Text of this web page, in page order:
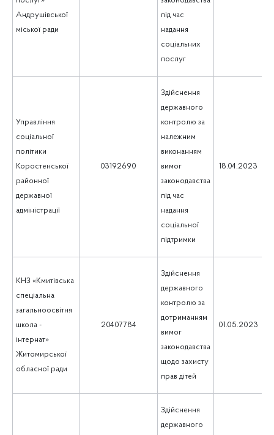
Андрушівської
міської ради
під час
надання
соціальних
послуг
Управління
соціальної
політики
Коростенської
районної
державної
адміністрації
03192690
Здійснення
державного
контролю за
належним
виконанням
вимог
законодавства
під час
надання
соціальної
підтримки
18.04.2023
КНЗ «Кмитівська
спеціальна
загальноосвітня
школа -
інтернат»
Житомирської
обласної ради
20407784
Здійснення
державного
контролю за
дотриманням
вимог
законодавства
щодо захисту
прав дітей
01.05.2023
Здійснення
державного